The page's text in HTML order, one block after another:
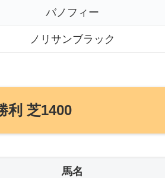
バノフィー
ノリサンブラック
利 芝1400
馬名